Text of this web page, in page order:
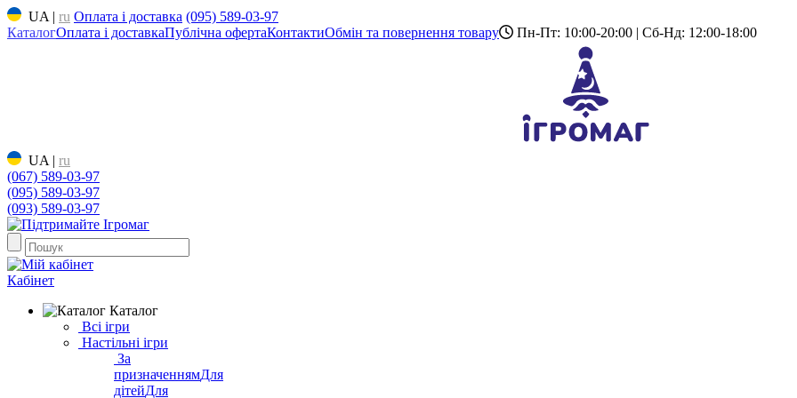
UA | ru Оплата і доставка (095) 589-03-97
КаталогОплата і доставкаПублічна офертаКонтактиОбмін та повернення товару Пн-Пт: 10:00-20:00 | Сб-Нд: 12:00-18:00
UA | ru
(067) 589-03-97
(095) 589-03-97
(093) 589-03-97
Кабінет
Каталог
Всі ігри
Настільні ігри
За
призначеннямДля
дітейДля